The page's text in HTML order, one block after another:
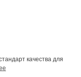
качества для